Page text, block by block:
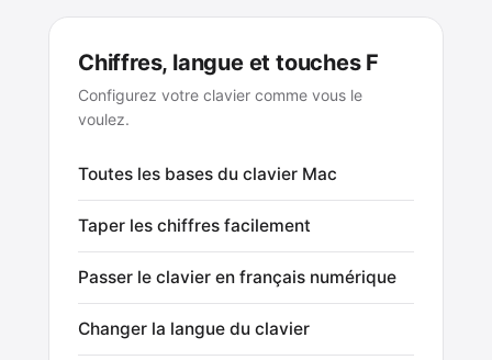
Chiffres, langue et touches F
Configurez votre clavier comme vous le
voulez.
Toutes les bases du clavier Mac
Taper les chiffres facilement
Passer le clavier en français numérique
Changer la langue du clavier